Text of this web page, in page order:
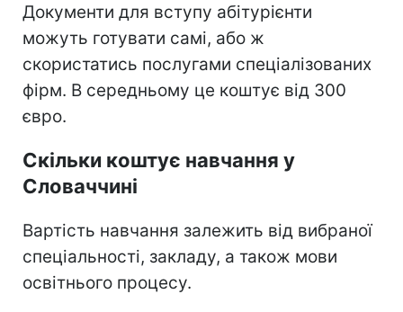
Документи для вступу абітурієнти
можуть готувати самі, або ж
скористатись послугами спеціалізованих
фірм. В середньому це коштує від 300
євро.
Скільки коштує навчання у
Словаччині
Вартість навчання залежить від вибраної
спеціальності, закладу, а також мови
освітнього процесу.